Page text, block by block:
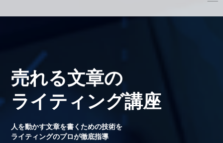
売れる文章の
ライティング講座
人を動かす文章を書くための技術を
ライティングのプロが徹底指導